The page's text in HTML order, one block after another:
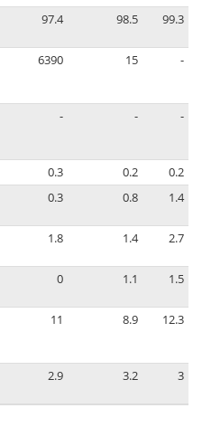
97.4 98.5 99.3
6390 15 -
- - -
0.3 0.2
0.2
0.3 0.8 1.4
1.8 1.4 2.7
0 1.1 1.5
11 8.9 12.3
2.9 3.2 3